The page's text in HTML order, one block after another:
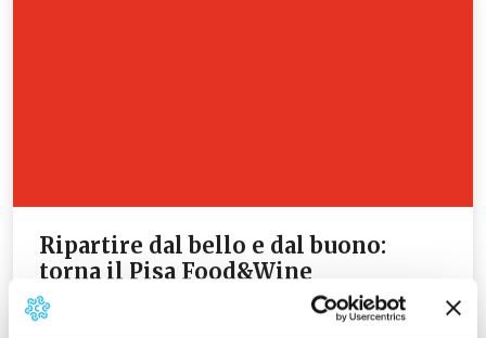
Ripartire dal bello e dal buono:
torna il Pisa Food&Wine
…